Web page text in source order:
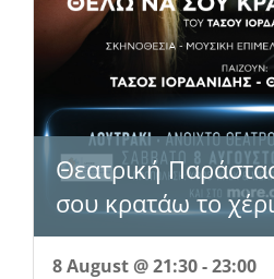
Θεατρική
σου κρατάω το
8 August @ 21:30-23:00